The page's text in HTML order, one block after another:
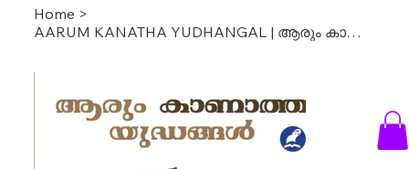
Home >
AARUM KANATHA YUDHANGAL | ആരും കാണാത്ത യുദ്ധങ്ങൾ